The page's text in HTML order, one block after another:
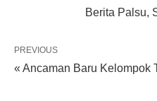
Berita Palsu,
PREVIOUS
« Ancaman Baru Kelompok